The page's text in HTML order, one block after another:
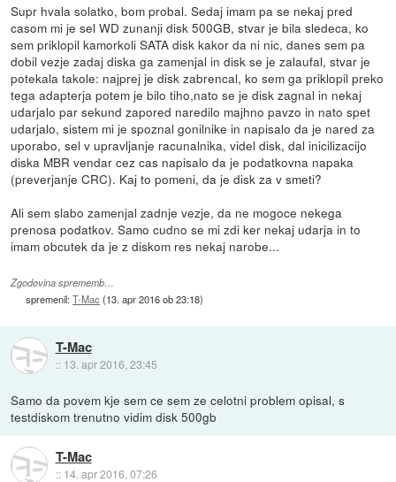
Supr hvala solatko, bom probal. Sedaj imam pa se nekaj pred
casom mi je sel WD zunanji disk 500GB, stvar je bila sledeca, ko
sem priklopil kamorkoli SATA disk kakor da ni nic, danes sem pa
dobil vezje zadaj diska ga zamenjal in disk se je zalaufal, stvar je
potekala takole: najprej je disk zabrencal, ko sem ga priklopil preko
tega adapterja potem je bilo tiho,nato se je disk zagnal in nekaj
udarjalo par sekund zapored naredilo majhno pavzo in nato spet
udarjalo, sistem mi je spoznal gonilnike in napisalo da je nared za
uporabo, sel v upravljanje racunalnika, videl disk, dal inicilizacijo
diska MBR vendar cez cas napisalo da je podatkovna napaka
(preverjanje CRC). Kaj to pomeni, da je disk za v smeti?
Ali sem slabo zamenjal zadnje vezje, da ne mogoce nekega
prenosa podatkov. Samo cudno se mi zdi ker nekaj udarja in to
imam obcutek da je z diskom res nekaj narobe...
Zgodovina sprememb…
spremenil:T-Mac (13. apr 2016 ob 23:18)
T-Mac
:: 13. apr 2016, 23:45
Samo da povem kje sem ce sem ze celotni problem opisal, s
testdiskom trenutno vidim disk 500gb
T-Mac
:: 14. apr 2016, 07:26